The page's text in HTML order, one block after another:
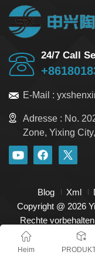
verschiedene
24/7 Call
E-Mail :
Adresse : No.
Zone, Yixing
Blog Xml
Copyright @ 2026
Rechte
Heim